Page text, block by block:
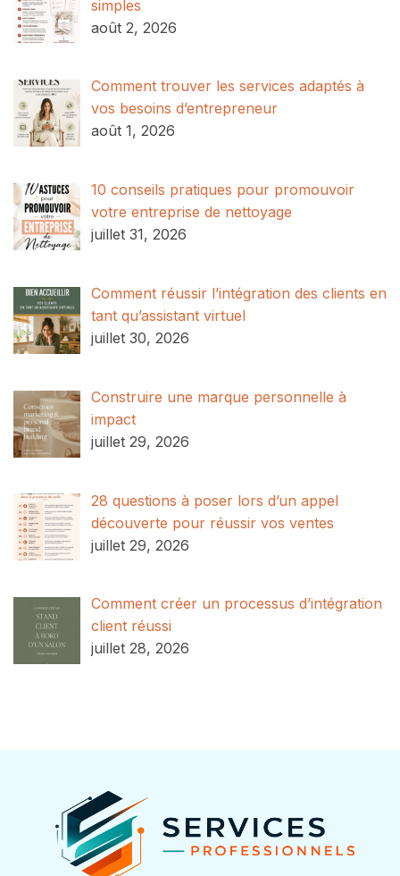
simples
août 2, 2026
Comment trouver les services adaptés à
vos besoins d’entrepreneur
août 1, 2026
10 conseils pratiques pour promouvoir
votre entreprise de nettoyage
juillet 31, 2026
Comment réussir l’intégration des clients en
tant qu’assistant virtuel
juillet 30, 2026
Construire une marque personnelle à
impact
juillet 29, 2026
28 questions à poser lors d’un appel
découverte pour réussir vos ventes
juillet 29, 2026
Comment créer un processus d’intégration
client réussi
juillet 28, 2026